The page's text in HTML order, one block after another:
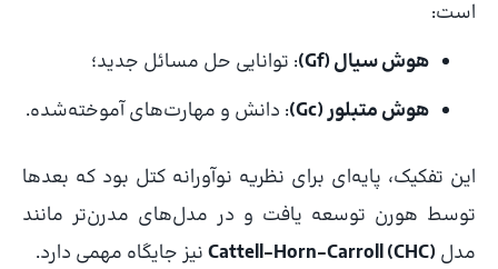
است:
هوش سیال (Gf)
: توانایی حل مسائل جدید؛
هوش متبلور (Gc)
: دانش و مهارت‌های آموخته‌شده.
این تفکیک، پایه‌ای برای نظریه نوآورانه کتل بود که بعدها
توسط هورن توسعه یافت و در مدل‌های مدرن‌تر مانند
مدلCattell–Horn–Carroll (CHC)نیز جایگاه مهمی دارد.